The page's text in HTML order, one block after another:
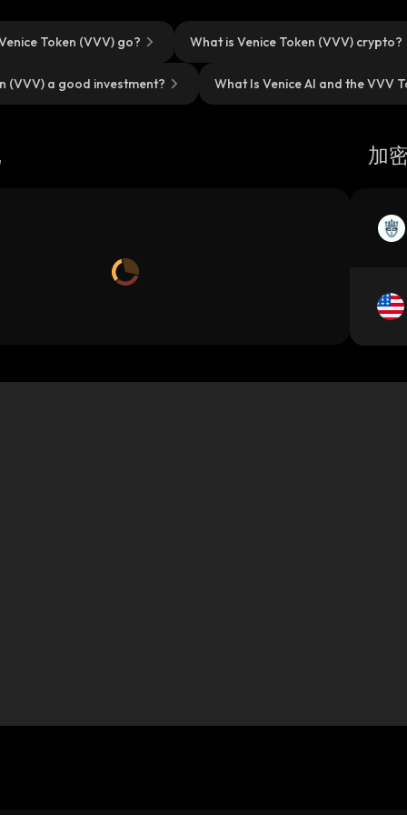
Token (VVV) go? What is Venice Token (VVV) crypto?
(VVV) a good investment? What Is Venice AI and the VVV
加